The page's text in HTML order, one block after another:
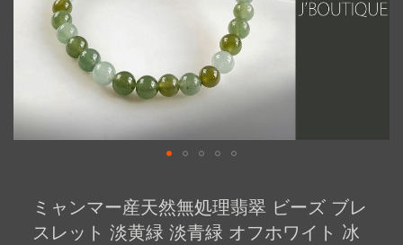
beginning
ミャンマー産天然無処理翡翠 ビーズ ブレ
スレット 淡黄緑 淡青緑 オフホワイト 冰